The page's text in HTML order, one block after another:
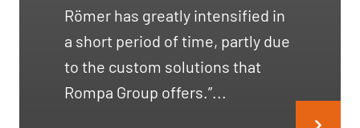
Römer has greatly intensified in
a short period of time, partly due
to the custom solutions that
Rompa Group offers.”...